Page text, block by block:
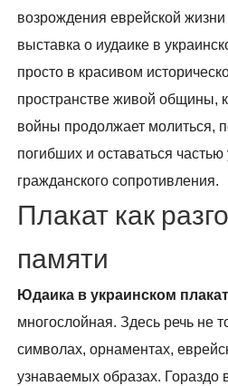
возрождения еврейской
выставка о иудаике в
просто в красивом
пространстве живой общины,
войны продолжает молиться,
погибших и оставаться частью
гражданского сопротивления.
Плакат как
памяти
Юдаика в украинском
многослойная. Здесь речь не
символах, орнаментах,
узнаваемых образах. Гораздо